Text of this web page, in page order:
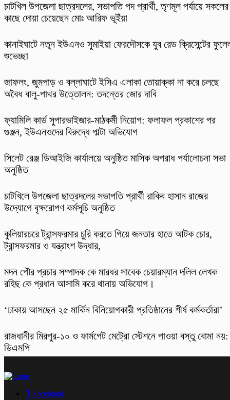
চাটখিল উপজেলা ছাত্রদলের, সভাপতি পদ প্রার্থী, তৃণমূল পর্যায়ে সকলের
কাছে দোয়া চেয়েছেন মোঃ আরিফ ভূইঁয়া
কানাইঘাটে নতুন ইউএনও সুমাইয়া ফেরদৌসকে যুব রেড ক্রিসেন্টের
শুভেচ্ছা
​জাফলং, জুমপাড় ও বল্লাঘাটে ইসিএ এলাকা তোয়াক্কা না করে চলছে
অবৈধ বালু-পাথর উত্তোলন: তদন্তের জোর দাবি
ফ্যামিলি কার্ড সুপারভাইজার-মাঠকর্মী নিয়োগ: ফলাফল প্রকাশের পর
গুঞ্জন, ইউএনওদের বিরুদ্ধে পাল্টা অভিযোগ
‎সিলেট রেঞ্জ ডিআইজি কার্যালয়ে অনুষ্ঠিত মাসিক অপরাধ পর্যালোচনা সভা
অনুষ্ঠিত
চাটখিলে উপজেলা ছাত্রদলের সভাপতি প্রার্থী রাকিব হাসান রাজের
উদ্যোগে বৃক্ষরোপণ কর্মসূচি অনুষ্ঠিত
কুলিয়ারচরে ট্রান্সফরমার চুরি করতে গিয়ে জনতার হাতে আটক চোর,
ট্রান্সফরমার ও যন্ত্রাংশ উদ্ধার,
মদন পৌর প্রচার সম্পাদক কে মারধর সাবেক চেয়ারম্যান দলিল লেখক
রহিছ কে প্রধান আসামি করে থানায় অভিযোগ।
‘ঢাকায় আসছেন ২৫ মার্কিন বিনিয়োগকারী প্রতিষ্ঠানের শীর্ষ কর্মকর্তারা’
রাজধানীর মিরপুর-১০ ও ফার্মগেট মেট্রো স্টেশনে পাওয়া বস্তু বোমা নয়:
ডিএমপি
Facebook